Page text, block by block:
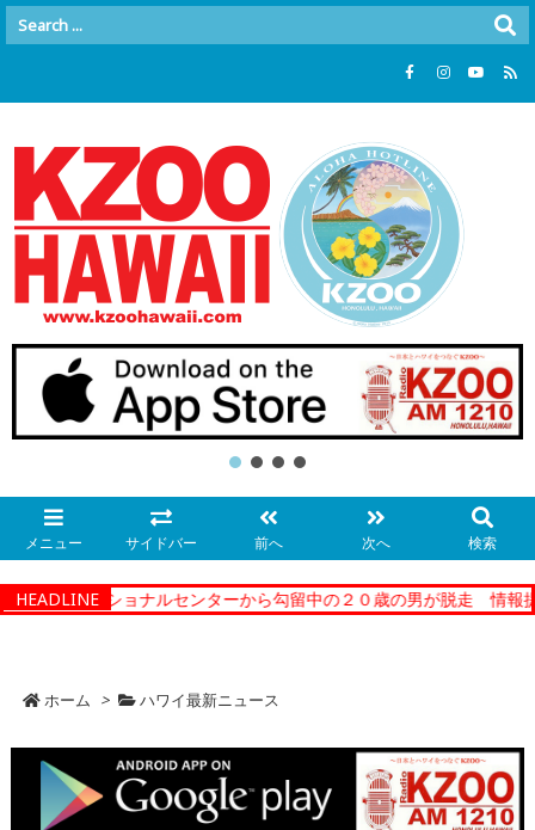
メニュー サイドバー 前へ 次へ 検索
HEADLINE
ーコレクショナルセンターから勾留中の２０歳の男が脱走 情報提供
ホーム > ハワイ最新ニュース